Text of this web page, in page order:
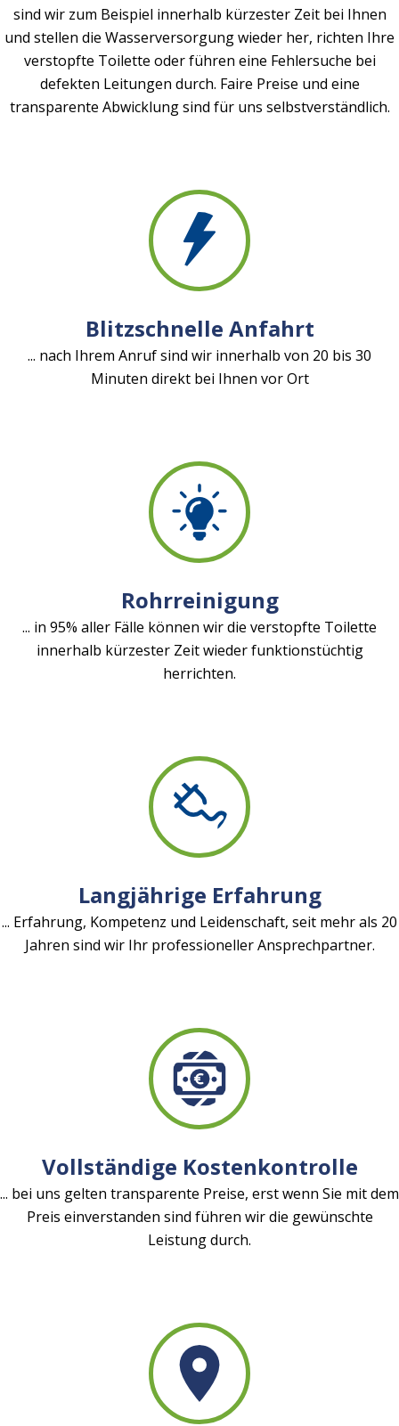
sind wir zum Beispiel innerhalb kürzester Zeit bei Ihnen
und stellen die Wasserversorgung wieder her, richten Ihre
verstopfte Toilette oder führen eine Fehlersuche bei
defekten Leitungen durch. Faire Preise und eine
transparente Abwicklung sind für uns selbstverständlich.
Blitzschnelle Anfahrt
... nach Ihrem Anruf sind wir innerhalb von 20 bis 30
Minuten direkt bei Ihnen vor Ort
Rohrreinigung
... in 95% aller Fälle können wir die verstopfte Toilette
innerhalb kürzester Zeit wieder funktionstüchtig
herrichten.
Langjährige Erfahrung
... Erfahrung, Kompetenz und Leidenschaft, seit mehr als 20
Jahren sind wir Ihr professioneller Ansprechpartner.
Vollständige Kostenkontrolle
... bei uns gelten transparente Preise, erst wenn Sie mit dem
Preis einverstanden sind führen wir die gewünschte
Leistung durch.